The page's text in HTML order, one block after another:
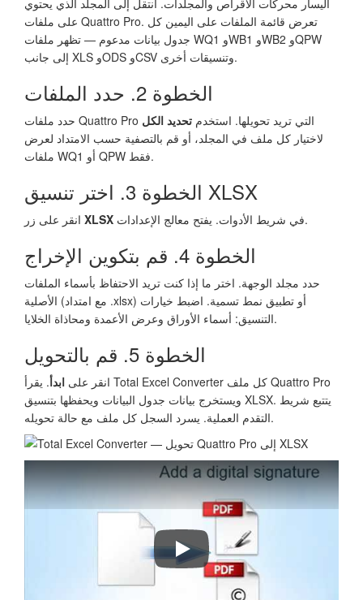
على ملفات Quattro Pro. تعرض قائمة الملفات على اليمين كل
جدول بيانات مدعوم — تظهر ملفات WQ1 وWB1 وWB2 وQPW
إلى جانب XLS وODS وCSV وتنسيقات أخرى.
الخطوة 2. حدد الملفات
حدد ملفات Quattro Pro التي تريد تحويلها. استخدم تحديد الكل
لاختيار كل ملف في المجلد، أو قم بالتصفية حسب الامتداد لعرض
ملفات WQ1 أو QPW فقط.
الخطوة 3. اختر تنسيق XLSX
XLSX في شريط الأدوات. يفتح معالج الإعدادات.
الخطوة 4. قم بتكوين الإخراج
حدد مجلد الوجهة. اختر ما إذا كنت تريد الاحتفاظ بأسماء الملفات
الأصلية (مع امتداد .xlsx) أو تطبيق نمط تسمية. اضبط خيارات
التنسيق: أسماء الأوراق وعرض الأعمدة ومحاذاة الخلايا.
الخطوة 5. قم بالتحويل
انقر على ابدأ. يقرأ Total Excel Converter كل ملف Quattro Pro
ويستخرج بيانات جدول البيانات ويحفظها بتنسيق XLSX. يتتبع شريط
التقدم العملية. يسرد السجل كل ملف مع حالة تحويله.
Convert Spreadsheets with Total